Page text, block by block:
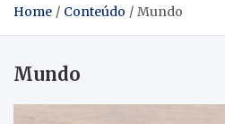
Home Conteúdo Mundo
Mundo